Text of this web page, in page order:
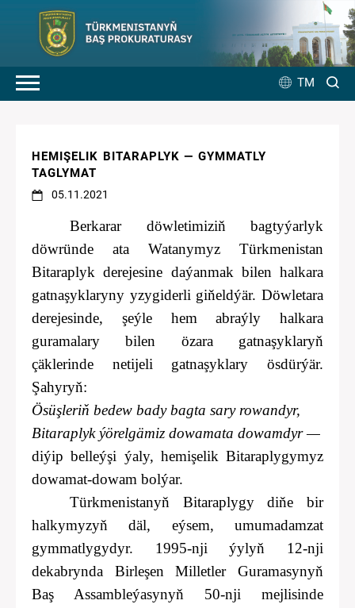
TM
HEMIŞELIK BITARAPLYK — GYMMATLY
TAGLYMAT
05.11.2021
Berkarar döwletimiziň bagtyýarlyk
döwründe ata Watanymyz Türkmenistan
Bitaraplyk derejesine daýanmak bilen halkara
gatnaşyklaryny yzygiderli giňeldýär. Döwletara
derejesinde, şeýle hem abraýly halkara
guramalary bilen özara gatnaşyklaryň
çäklerinde netijeli gatnaşyklary ösdürýär.
Şahyryň:
Ösüşleriň bedew bady bagta sary rowandyr,
Bitaraplyk ýörelgämiz dowamata dowamdyr —
diýip belleýşi ýaly, hemişelik Bitaraplygymyz
dowamat-dowam bolýar.
Türkmenistanyň Bitaraplygy diňe bir
halkymyzyň däl, eýsem, umumadamzat
gymmatlygydyr. 1995-nji ýylyň 12-nji
dekabrynda Birleşen Milletler Guramasynyň
Baş Assambleýasynyň 50-nji mejlisinde